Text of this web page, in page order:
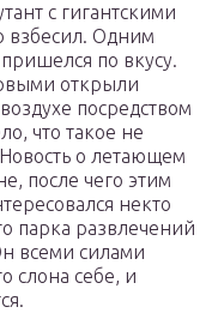
с гигантскими
взбесил. Одним
по вкусу.
открыли
посредством
что такое не
Новость о летающем
после чего этим
некто
парка развлечений
всеми силами
слона себе, и